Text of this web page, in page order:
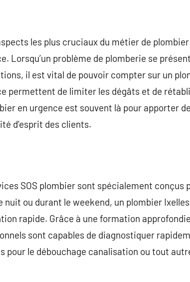
les plus cruciaux du métier de
Lorsqu’un problème de plomberie se
il est vital de pouvoir compter sur un
permettent de limiter les dégâts et de
en urgence est souvent là pour apporter
d’esprit des clients.
SOS plombier sont spécialement
nuit ou durant le weekend, un plombier
rapide. Grâce à une formation
sont capables de diagnostiquer
pour le débouchage canalisation ou tout